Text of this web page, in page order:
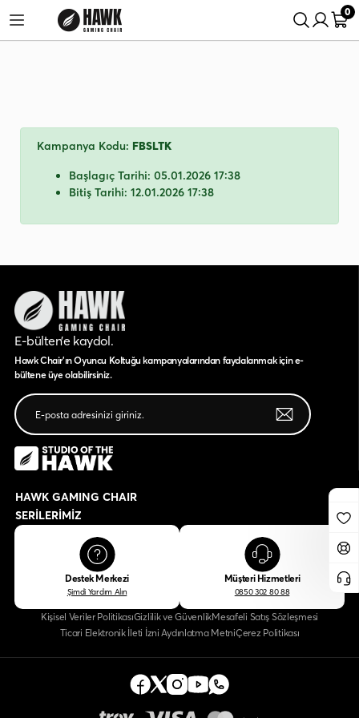
%5 İndirim Fırsatı! 24 Saatte Kargo Fırsatını Kaçırma!0
Kampanya Kodu: FBSLTK
Başlagıç Tarihi: 05.01.2026 17:38
Bitiş Tarihi: 12.01.2026 17:38
E-bülten’e kaydol.
Hawk Chair'ın Oyuncu Koltuğu kampanyalarından faydalanmak için e-
bültene üye olabilirsiniz.
HAWK GAMING CHAIR
SERİLERİMİZ
Destek Merkezi
Şimdi Yardım Alın
Müşteri Hizmetleri
0850 302 80 88
Kişisel Veriler PolitikasıGizlilik ve GüvenlikMesafeli Satış Sözleşmesi
Ticari Elektronik İleti İzni Aydınlatma MetniÇerez Politikası